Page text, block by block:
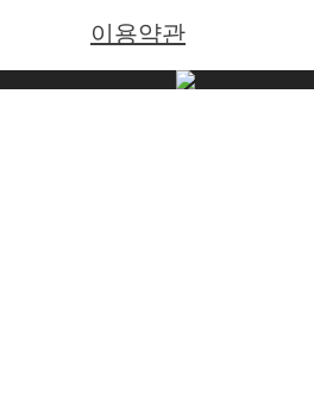
이용약관